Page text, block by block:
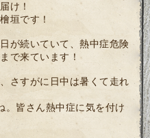
け！
垣です！
が続いていて、熱中症危険
で来ています！
さすがに日中は暑くて走れ
。皆さん熱中症に気を付け